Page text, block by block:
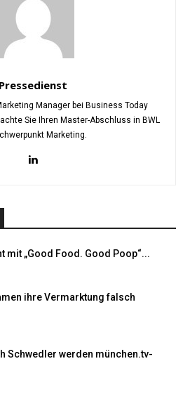
Pressedienst
Manager bei Business Today
Sie Ihren Master-Abschluss in BWL
Marketing.
mit „Good Food. Good Poop“...
ihre Vermarktung falsch
Schwedler werden münchen.tv-